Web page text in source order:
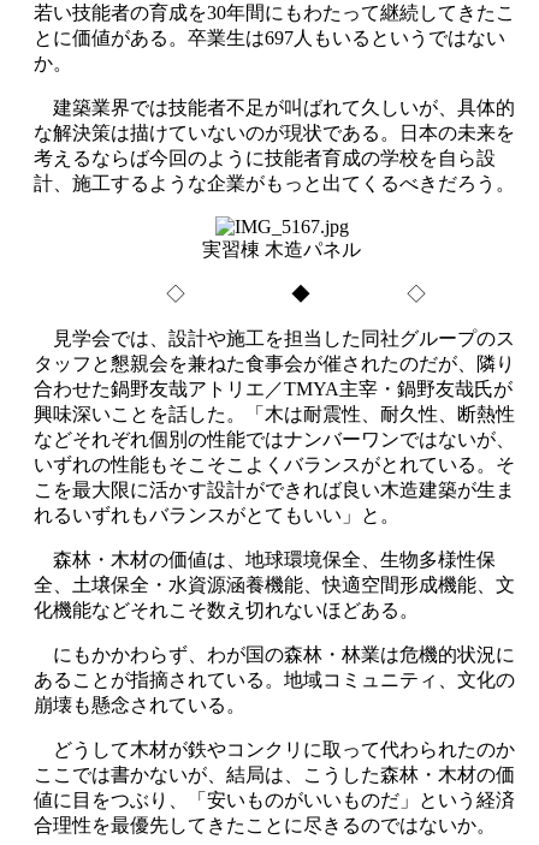
若い技能者の育成を30年間にもわたって継続してきたこ
とに価値がある。卒業生は697人もいるというではない
か。
建築業界では技能者不足が叫ばれて久しいが、具体的
な解決策は描けていないのが現状である。日本の未来を
考えるならば今回のように技能者育成の学校を自ら設
計、施工するような企業がもっと出てくるべきだろう。
実習棟 木造パネル
◇ ◆ ◇
見学会では、設計や施工を担当した同社グループのス
タッフと懇親会を兼ねた食事会が催されたのだが、隣り
合わせた鍋野友哉アトリエ／TMYA主宰・鍋野友哉氏が
興味深いことを話した。「木は耐震性、耐久性、断熱性
などそれぞれ個別の性能ではナンバーワンではないが、
いずれの性能もそこそこよくバランスがとれている。そ
こを最大限に活かす設計ができれば良い木造建築が生ま
れるいずれもバランスがとてもいい」と。
森林・木材の価値は、地球環境保全、生物多様性保
全、土壌保全・水資源涵養機能、快適空間形成機能、文
化機能などそれこそ数え切れないほどある。
にもかかわらず、わが国の森林・林業は危機的状況に
あることが指摘されている。地域コミュニティ、文化の
崩壊も懸念されている。
どうして木材が鉄やコンクリに取って代わられたのか
ここでは書かないが、結局は、こうした森林・木材の価
値に目をつぶり、「安いものがいいものだ」という経済
合理性を最優先してきたことに尽きるのではないか。